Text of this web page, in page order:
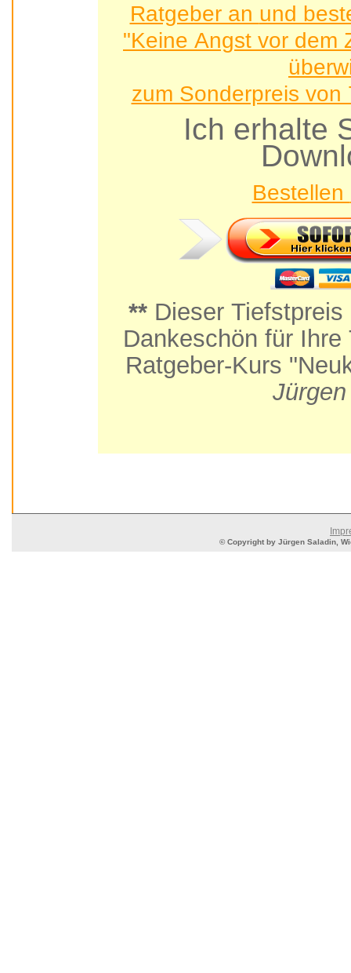
Ratgeber
"Keine Angst vor dem
zum Sonderpreis
Ich erhalte
**Dieser Tiefstpreis
Dankeschön für Ihre Teilnahme am Praxis-
Ratgeber-Kurs
© Copyright by Jürgen Saladin,